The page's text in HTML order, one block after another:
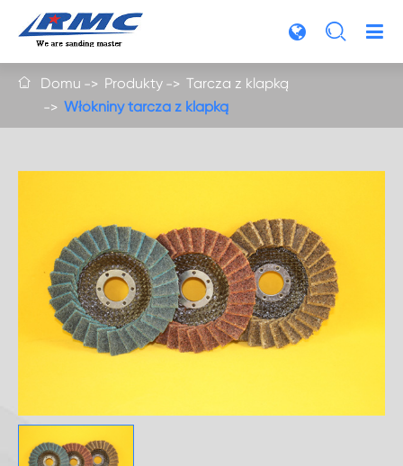

 Domu Produkty
Tarcza z klapką
Włókniny tarcza z klapką